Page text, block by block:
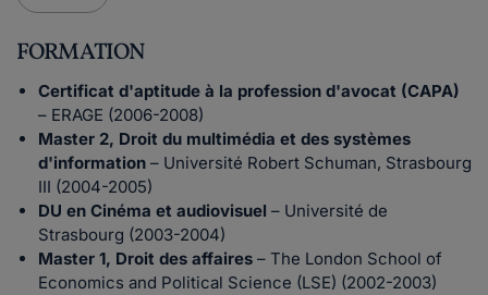
FORMATION
Certificat d'aptitude à la profession d'avocat (CAPA)
– ERAGE (2006-2008)
Master 2, Droit du multimédia et des systèmes
d'information – Université Robert Schuman, Strasbourg
III (2004-2005)
DU en Cinéma et audiovisuel – Université de
Strasbourg (2003-2004)
Master 1, Droit des affaires – The London School of
Economics and Political Science (LSE) (2002-2003)